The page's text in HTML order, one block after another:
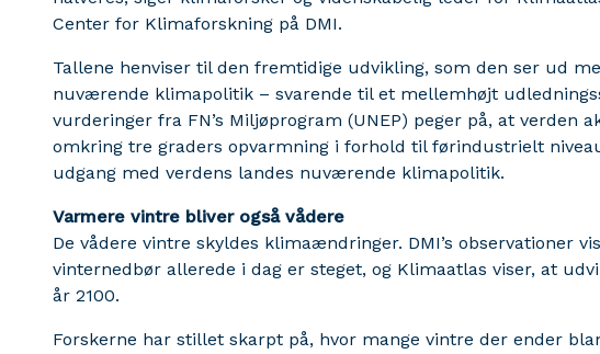
Center for Klimaforskning på DMI.
Tallene henviser til den fremtidige udvikling, som den ser ud
nuværende klimapolitik – svarende til et mellemhøjt
vurderinger fra FN’s Miljøprogram (UNEP) peger på, at verden
omkring tre graders opvarmning i forhold til førindustrielt
udgang med verdens landes nuværende klimapolitik.
Varmere vintre bliver også vådere
De vådere vintre skyldes klimaændringer. DMI’s observationer
vinternedbør allerede i dag er steget, og Klimaatlas viser, at
år 2100.
Forskerne har stillet skarpt på, hvor mange vintre der ender